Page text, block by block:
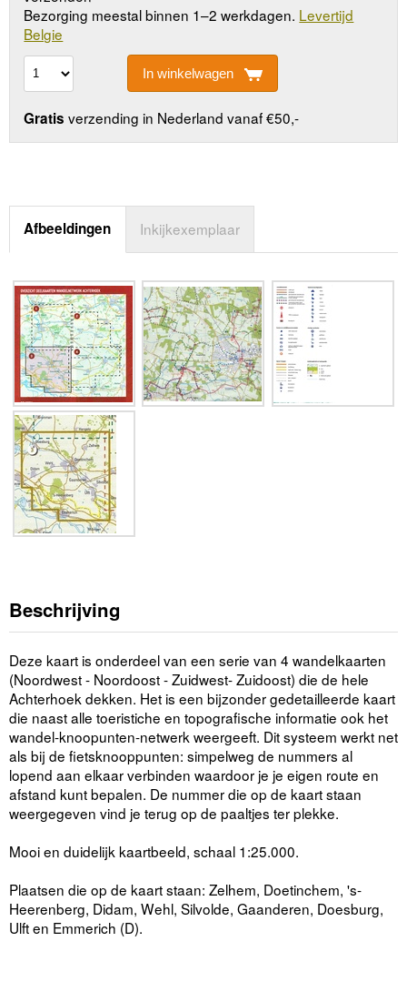
Bezorging meestal binnen 1–2 werkdagen. Levertijd
Belgie
In winkelwagen
Gratis verzending in Nederland vanaf €50,-
Afbeeldingen Inkijkexemplaar
Beschrijving
Deze kaart is onderdeel van een serie van 4 wandelkaarten
(Noordwest - Noordoost - Zuidwest- Zuidoost) die de hele
Achterhoek dekken. Het is een bijzonder gedetailleerde kaart
die naast alle toeristiche en topografische informatie ook het
wandel-knoopunten-netwerk weergeeft. Dit systeem werkt net
als bij de fietsknooppunten: simpelweg de nummers al
lopend aan elkaar verbinden waardoor je je eigen route en
afstand kunt bepalen. De nummer die op de kaart staan
weergegeven vind je terug op de paaltjes ter plekke.
Mooi en duidelijk kaartbeeld, schaal 1:25.000.
Plaatsen die op de kaart staan: Zelhem, Doetinchem, 's-
Heerenberg, Didam, Wehl, Silvolde, Gaanderen, Doesburg,
Ulft en Emmerich (D).